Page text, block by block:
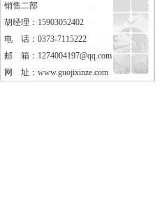
销售二部
胡经理：15903052402
电 话：0373-7115222
邮 箱：1274004197@qq.com
网 址： www.guojixinze.com